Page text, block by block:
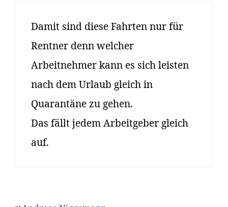
Damit sind diese Fahrten nur für
Rentner denn welcher
Arbeitnehmer kann es sich leisten
nach dem Urlaub gleich in
Quarantäne zu gehen.
Das fällt jedem Arbeitgeber gleich
auf.